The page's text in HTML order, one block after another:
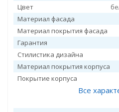
Цвет
Материал фасада
Материал покрытия фасада
Гарантия
Стилистика дизайна
Материал покрытия корпуса
Покрытие корпуса
Все